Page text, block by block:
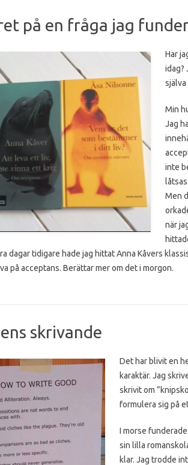
på en fråga jag
Har
idag?
Min
Jag
inte
Men
när
dagar tidigare hade jag hittat Anna Kåvers
på acceptans. Berättar mer om det i morgon.
skrivande
Det har blivit en
karaktär. Jag
skrivit om
formulera sig på
I morse
sin lilla
klar. Jag trodde